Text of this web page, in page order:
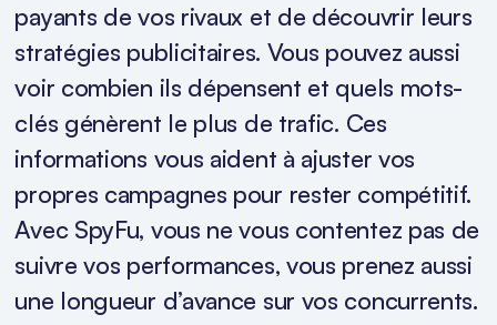
payants de vos rivaux et de découvrir leurs
stratégies publicitaires. Vous pouvez aussi
voir combien ils dépensent et quels mots-
clés génèrent le plus de trafic. Ces
informations vous aident à ajuster vos
propres campagnes pour rester compétitif.
Avec SpyFu, vous ne vous contentez pas de
suivre vos performances, vous prenez aussi
une longueur d’avance sur vos concurrents.